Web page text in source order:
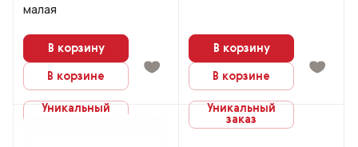
малая
В корзину
В корзине
Уникальный
В корзину
В корзине
Уникальный
заказ